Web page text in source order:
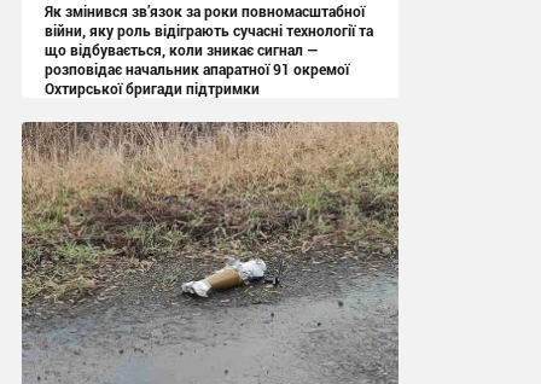
Як змінився зв’язок за роки повномасштабної
війни, яку роль відіграють сучасні технології та
що відбувається, коли зникає сигнал —
розповідає начальник апаратної 91 окремої
Охтирської бригади підтримки
13:05 сьогодні